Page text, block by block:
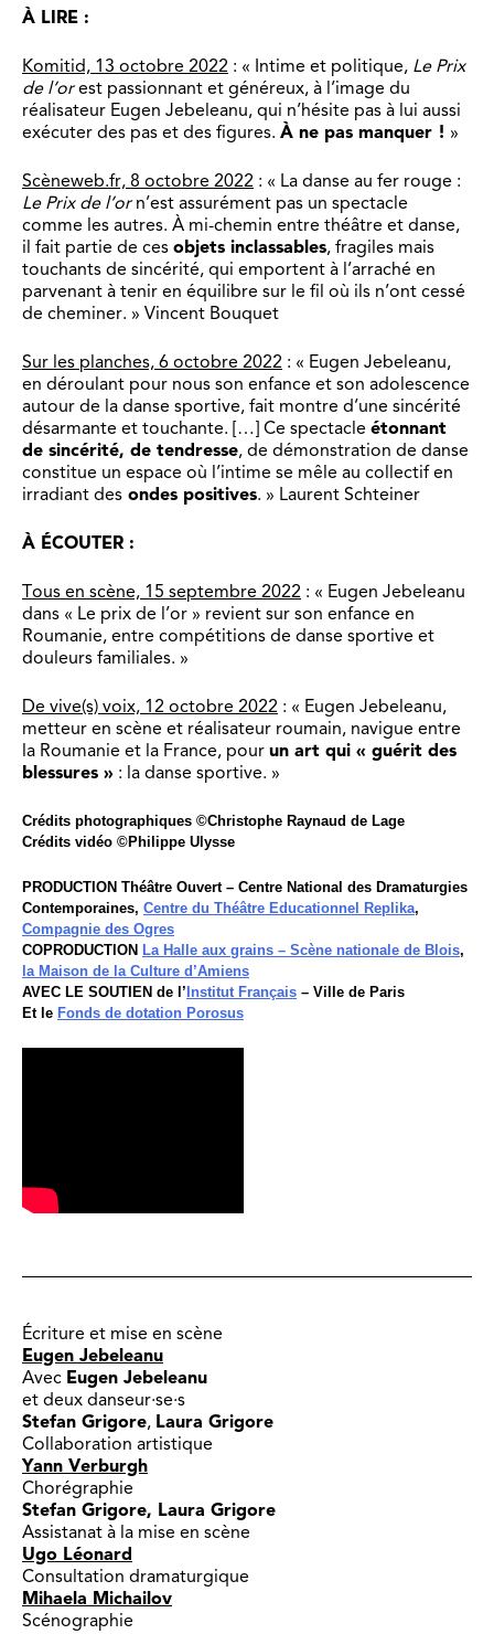
À LIRE :
Komitid, 13 octobre 2022 : « Intime et politique, Le Prix
de l’orest passionnant et généreux, à l’image du
réalisateur Eugen Jebeleanu, qui n’hésite pas à lui aussi
exécuter des pas et des figures. À ne pas manquer ! »
Scèneweb.fr, 8 octobre 2022 : « La danse au fer rouge :
Le Prix de l’orn’est assurément pas un spectacle
comme les autres. À mi-chemin entre théâtre et danse,
il fait partie de ces objets inclassables, fragiles mais
touchants de sincérité, qui emportent à l’arraché en
parvenant à tenir en équilibre sur le fil où ils n’ont cessé
de cheminer. » Vincent Bouquet
Sur les planches, 6 octobre 2022 : « Eugen Jebeleanu,
en déroulant pour nous son enfance et son adolescence
autour de la danse sportive, fait montre d’une sincérité
désarmante et touchante. […] Ce spectacle étonnant
de sincérité, de tendresse, de démonstration de danse
constitue un espace où l’intime se mêle au collectif en
irradiant des ondes positives. » Laurent Schteiner
À ÉCOUTER :
Tous en scène, 15 septembre 2022 : « Eugen Jebeleanu
dans « Le prix de l’or » revient sur son enfance en
Roumanie, entre compétitions de danse sportive et
douleurs familiales. »
De vive(s) voix, 12 octobre 2022 : « Eugen Jebeleanu,
metteur en scène et réalisateur roumain, navigue entre
la Roumanie et la France, pour un art qui « guérit des
blessures » : la danse sportive. »
Crédits photographiques ©Christophe Raynaud de Lage
Crédits vidéo ©Philippe Ulysse
PRODUCTION Théâtre Ouvert – Centre National des Dramaturgies
Contemporaines, Centre du Théâtre Educationnel Replika,
Compagnie des Ogres
COPRODUCTION La Halle aux grains – Scène nationale de Blois,
la Maison de la Culture d’Amiens
AVEC LE SOUTIEN de l’ Institut Français – Ville de Paris
Et le Fonds de dotation Porosus
Écriture et mise en scène
Eugen Jebeleanu
Avec Eugen Jebeleanu
et deux danseur·se·s
Stefan Grigore, Laura Grigore
Collaboration artistique
Yann Verburgh
Chorégraphie
Stefan Grigore, Laura Grigore
Assistanat à la mise en scène
Ugo Léonard
Consultation dramaturgique
Mihaela Michailov
Scénographie